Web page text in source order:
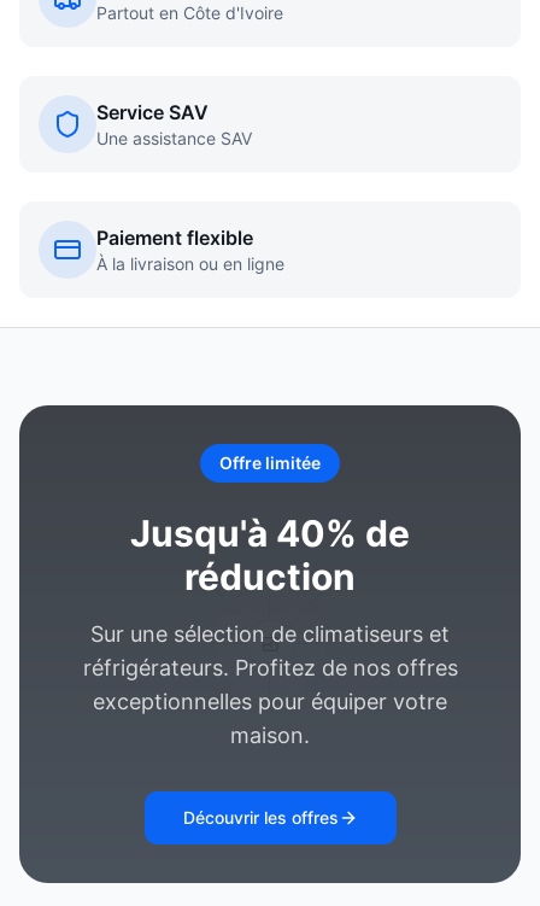
Partout en Côte d'Ivoire
Service SAV
Une assistance SAV
Paiement flexible
À la livraison ou en ligne
Offre limitée
Jusqu'à 40% de
réduction
Sur une sélection de climatiseurs et
réfrigérateurs. Profitez de nos offres
exceptionnelles pour équiper votre
maison.
Découvrir les offres